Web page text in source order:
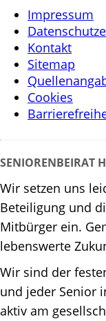
Impressum
Kontakt
Sitemap
Cookies
SENIORENBEIRAT
Wir setzen uns
Beteiligung und
Mitbürger ein.
lebenswerte
Wir sind der
und jeder Senior
aktiv am